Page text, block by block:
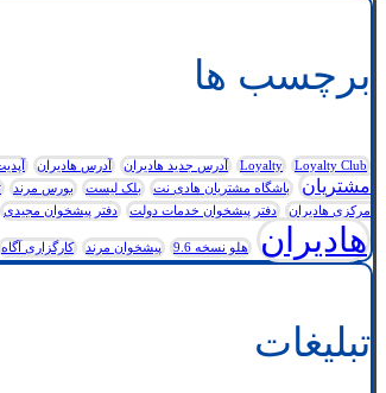
برچسب ها
Loyalty Loyalty Club آدرس جدید هادیران آدرس هادیران
مشتریان
باشگاه مشتریان هادی نت بلک لیست بورس مرند
مرکزی هادیران
دفتر پیشخوان خدمات دولت دفتر پیشخوان مجیدی
هادیران هلو نسخه 9.6 پیشخوان مرند کارگزاری آگاه
تبلیغات